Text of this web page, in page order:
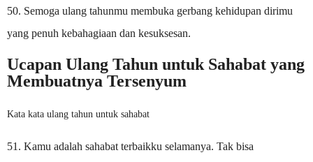
50. Semoga ulang tahunmu membuka gerbang kehidupan dirimu
yang penuh kebahagiaan dan kesuksesan.
Ucapan Ulang Tahun untuk Sahabat yang
Membuatnya Tersenyum
Kata kata ulang tahun untuk sahabat
51. Kamu adalah sahabat terbaikku selamanya. Tak bisa